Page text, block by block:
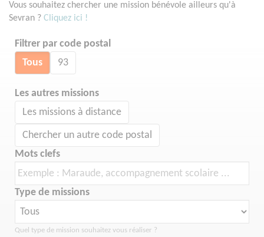
Vous souhaitez chercher une mission bénévole ailleurs qu'à
Sevran ? Cliquez ici !
Filtrer par code postal
Tous 93
Les autres missions
Les missions à distance
Chercher un autre code postal
Mots clefs
Type de missions
Quel type de mission souhaitez vous réaliser ?